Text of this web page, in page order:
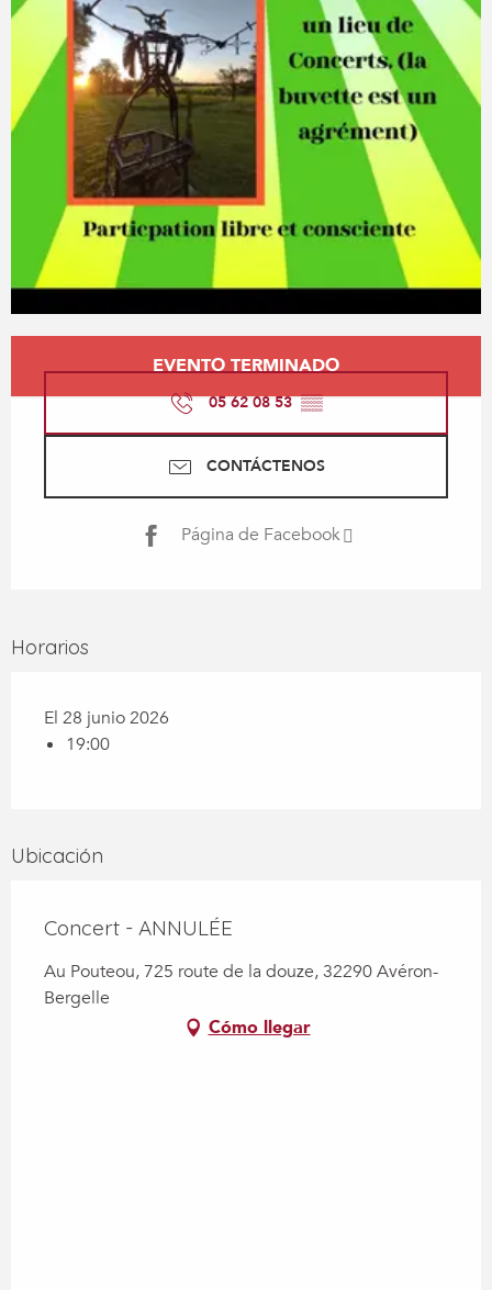
EVENTO TERMINADO
05 62 08 53▒▒
CONTÁCTENOS
Página de Facebook
Horarios
El 28 junio 2026
19:00
Ubicación
Concert - ANNULÉE
Au Pouteou, 725 route de la douze, 32290 Avéron-
Bergelle
Cómo llegar